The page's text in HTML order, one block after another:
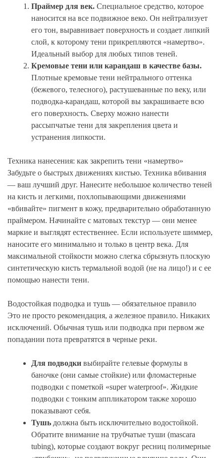
Праймер для век. Специальное средство, которое
наносится на все подвижное веко. Он нейтрализует
его тон, выравнивает поверхность и создает липкий
слой, к которому тени прикрепляются «намертво».
Идеальный выбор для любых типов теней.
Кремовые тени или карандаш в качестве базы.
Плотные кремовые тени нейтрального оттенка
(бежевого, телесного), растушеванные по веку, или
подводка-карандаш, которой вы закрашиваете всю
его поверхность. Сверху можно нанести
рассыпчатые тени для закрепления цвета и
устранения липкости.
Техника нанесения: как закрепить тени «намертво»
Забудьте о быстрых движениях кистью. Техника вбивания
— ваш лучший друг. Нанесите небольшое количество теней
на кисть и легкими, похлопывающими движениями
«вбивайте» пигмент в кожу, предварительно обработанную
праймером. Начинайте с матовых текстур — они менее
маркие и выглядят естественнее. Если используете шиммер,
наносите его минимально и только в центр века. Для
максимальной стойкости можно слегка сбрызнуть плоскую
синтетическую кисть термальной водой (не на лицо!) и с ее
помощью нанести тени.
Водостойкая подводка и тушь — обязательное правило
Это не просто рекомендация, а железное правило. Никаких
исключений. Обычная тушь или подводка при первом же
попадании пота превратятся в черные реки.
Для подводки выбирайте гелевые формулы в
баночке (они самые стойкие) или фломастерные
подводки с пометкой «super waterproof». Жидкие
подводки с тонким аппликатором также хорошо
показывают себя.
Тушь должна быть исключительно водостойкой.
Обратите внимание на трубчатые туши (mascara
tubing), которые создают вокруг ресниц полимерные